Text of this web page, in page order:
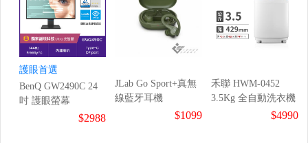
護眼首選
BenQ GW2490C 24
吋 護眼螢幕
$2988
JLab Go Sport+真無
線藍牙耳機
$1099
禾聯 HWM-0452
3.5Kg 全自動洗衣機
$4990